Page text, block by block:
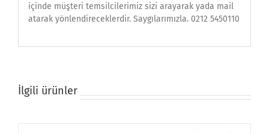
içinde müşteri temsilcilerimiz sizi arayarak yada mail
atarak yönlendireceklerdir. Saygılarımızla. 0212 5450110
İlgili ürünler